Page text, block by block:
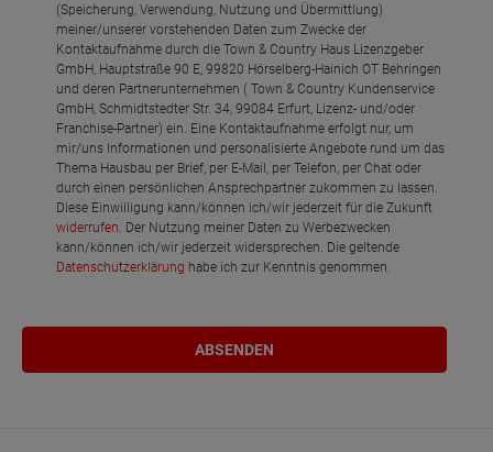
(Speicherung, Verwendung, Nutzung und Übermittlung)
meiner/unserer vorstehenden Daten zum Zwecke der
Kontaktaufnahme durch die Town & Country Haus Lizenzgeber
GmbH, Hauptstraße 90 E, 99820 Hörselberg-Hainich OT Behringen
und deren Partnerunternehmen ( Town & Country Kundenservice
GmbH, Schmidtstedter Str. 34, 99084 Erfurt, Lizenz- und/oder
Franchise-Partner) ein. Eine Kontaktaufnahme erfolgt nur, um
mir/uns Informationen und personalisierte Angebote rund um das
Thema Hausbau per Brief, per E-Mail, per Telefon, per Chat oder
durch einen persönlichen Ansprechpartner zukommen zu lassen.
Diese Einwilligung kann/können ich/wir jederzeit für die Zukunft
widerrufen. Der Nutzung meiner Daten zu Werbezwecken
kann/können ich/wir jederzeit widersprechen. Die geltende
Datenschutzerklärung habe ich zur Kenntnis genommen.